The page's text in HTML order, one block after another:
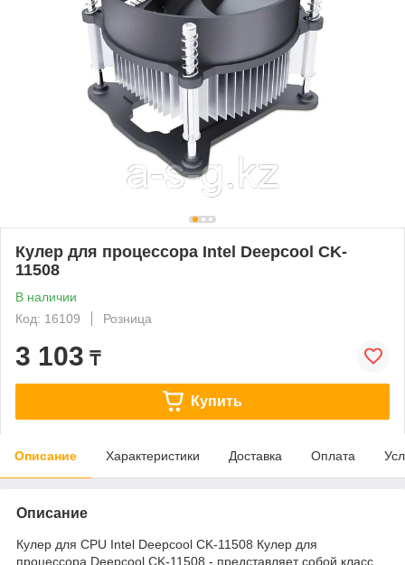
Кулер для процессора Intel Deepcool CK-
11508
В наличии
Код: 16109
Розница
3 103 ₸
Купить
Описание Характеристики Доставка Оплата
Описание
Кулер для CPU Intel Deepcool CK-11508 Кулер для
процессора Deepcool CK-11508 - представляет собой класс